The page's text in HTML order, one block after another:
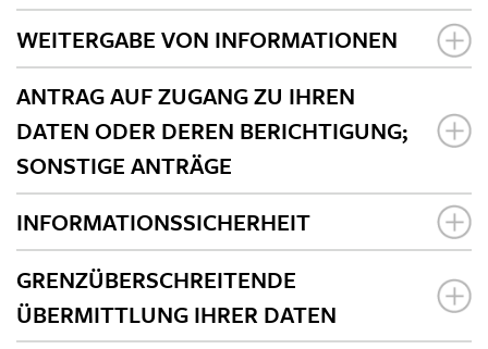
WEITERGABE VON INFORMATIONEN
ANTRAG AUF ZUGANG ZU IHREN
DATEN ODER DEREN BERICHTIGUNG;
SONSTIGE ANTRÄGE
INFORMATIONSSICHERHEIT
GRENZÜBERSCHREITENDE
ÜBERMITTLUNG IHRER DATEN